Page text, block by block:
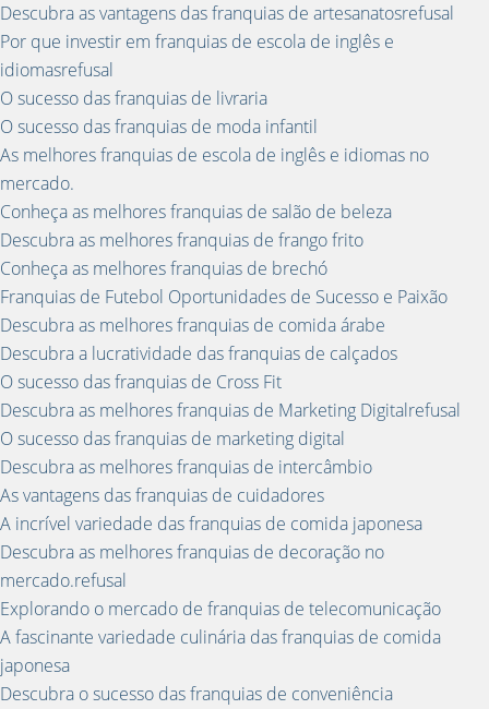
Descubra as vantagens das franquias de artesanatosrefusal
Por que investir em franquias de escola de inglês e
idiomasrefusal
O sucesso das franquias de livraria
O sucesso das franquias de moda infantil
As melhores franquias de escola de inglês e idiomas no
mercado.
Conheça as melhores franquias de salão de beleza
Descubra as melhores franquias de frango frito
Conheça as melhores franquias de brechó
Franquias de Futebol Oportunidades de Sucesso e Paixão
Descubra as melhores franquias de comida árabe
Descubra a lucratividade das franquias de calçados
O sucesso das franquias de Cross Fit
Descubra as melhores franquias de Marketing Digitalrefusal
O sucesso das franquias de marketing digital
Descubra as melhores franquias de intercâmbio
As vantagens das franquias de cuidadores
A incrível variedade das franquias de comida japonesa
Descubra as melhores franquias de decoração no
mercado.refusal
Explorando o mercado de franquias de telecomunicação
A fascinante variedade culinária das franquias de comida
japonesa
Descubra o sucesso das franquias de conveniência